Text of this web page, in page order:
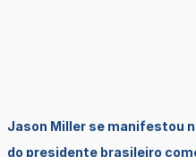
Jason Miller se manifestou
do presidente brasileiro